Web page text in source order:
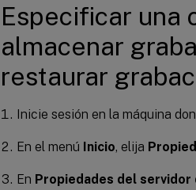
Especificar una
almacenar
restaurar
Inicie sesión en la máquina
En el menú Inicio, elija
En Propiedades del servidor